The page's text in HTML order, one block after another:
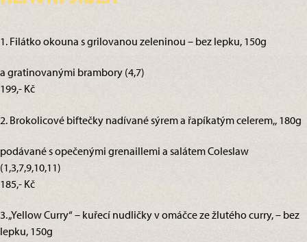
1. Filátko okouna s grilovanou zeleninou – bez lepku, 150g
a gratinovanými brambory (4,7)
199,- Kč
2. Brokolicové biftečky nadívané sýrem a řapíkatým celerem,, 180g
podávané s opečenými grenaillemi a salátem Coleslaw
(1,3,7,9,10,11)
185,- Kč
3. „Yellow Curry“ – kuřecí nudličky v omáčce ze žlutého curry, – bez
lepku, 150g